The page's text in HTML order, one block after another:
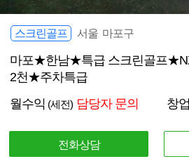
스크린골프 서울 마포구
마포★한남★특급 스크린골프
2천★주차특급
월수익 (세전) 담당자 문의 창
전화상담